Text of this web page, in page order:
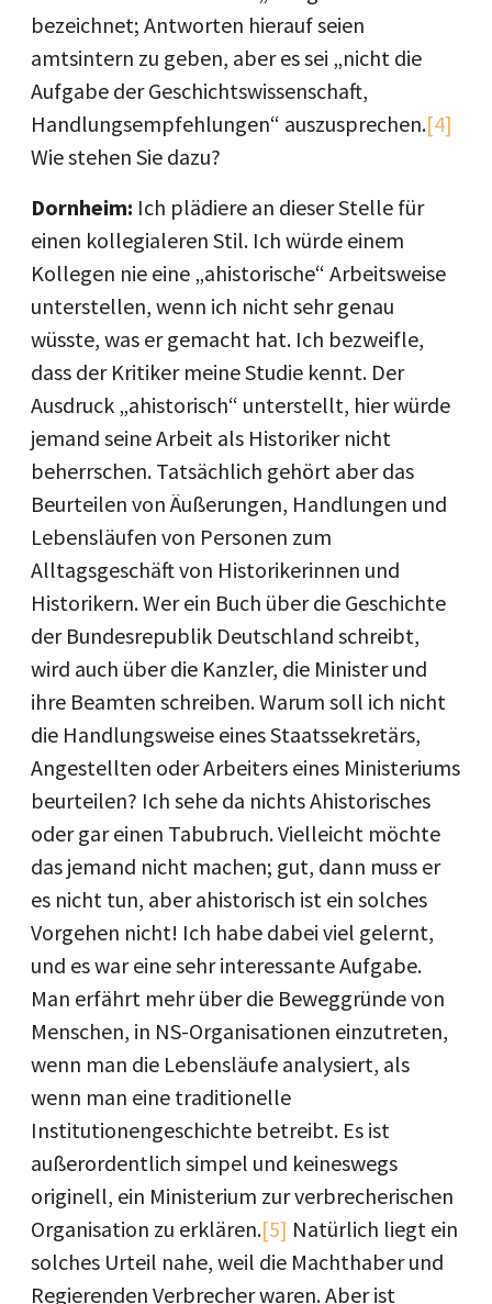
bezeichnet; Antworten hierauf seien
amtsintern zu geben, aber es sei „nicht die
Aufgabe der Geschichtswissenschaft,
Handlungsempfehlungen“ auszusprechen.[4]
Wie stehen Sie dazu?
Dornheim: Ich plädiere an dieser Stelle für
einen kollegialeren Stil. Ich würde einem
Kollegen nie eine „ahistorische“ Arbeitsweise
unterstellen, wenn ich nicht sehr genau
wüsste, was er gemacht hat. Ich bezweifle,
dass der Kritiker meine Studie kennt. Der
Ausdruck „ahistorisch“ unterstellt, hier würde
jemand seine Arbeit als Historiker nicht
beherrschen. Tatsächlich gehört aber das
Beurteilen von Äußerungen, Handlungen und
Lebensläufen von Personen zum
Alltagsgeschäft von Historikerinnen und
Historikern. Wer ein Buch über die Geschichte
der Bundesrepublik Deutschland schreibt,
wird auch über die Kanzler, die Minister und
ihre Beamten schreiben. Warum soll ich nicht
die Handlungsweise eines Staatssekretärs,
Angestellten oder Arbeiters eines Ministeriums
beurteilen? Ich sehe da nichts Ahistorisches
oder gar einen Tabubruch. Vielleicht möchte
das jemand nicht machen; gut, dann muss er
es nicht tun, aber ahistorisch ist ein solches
Vorgehen nicht! Ich habe dabei viel gelernt,
und es war eine sehr interessante Aufgabe.
Man erfährt mehr über die Beweggründe von
Menschen, in NS-Organisationen einzutreten,
wenn man die Lebensläufe analysiert, als
wenn man eine traditionelle
Institutionengeschichte betreibt. Es ist
außerordentlich simpel und keineswegs
originell, ein Ministerium zur verbrecherischen
Organisation zu erklären.[5] Natürlich liegt ein
solches Urteil nahe, weil die Machthaber und
Regierenden Verbrecher waren. Aber ist